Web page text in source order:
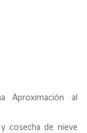
Aproximación al
y cosecha de nieve